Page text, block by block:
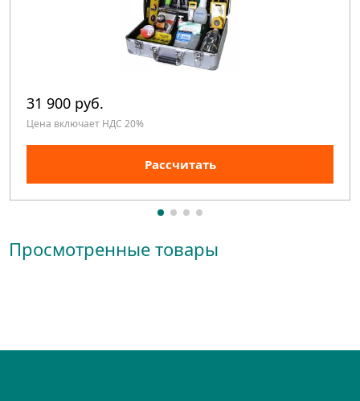
31 900 руб.
Цена включает НДС 20%
Рассчитать
Просмотренные товары